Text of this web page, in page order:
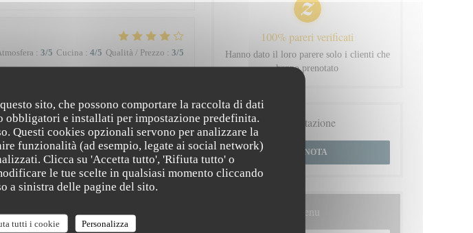
sito, che possono comportare la raccolta di dati
obbligatori e installati per impostazione predefinita.
Questi cookies opzionali servono per analizzare la
funzionalità (ad esempio, legate ai social network)
Clicca su 'Accetta tutto', 'Rifiuta tutto' o
le tue scelte in qualsiasi momento cliccando
a sinistra delle pagine del sito.
tutti i cookie
Personalizza
: 3/5 Cucina : 4/5 Qualità / Prezzo : 3/5
Atmosfera Cucina /5 Qualità / Prezzo /5
(poissons) en passant par le service du
: 4/5 Cucina: 5/5 Qualità / Prezzo
100% pareri verificati
Hanno dato il loro parere solo i clienti che
hanno prenotato
Prenotazione
PRENOTA
Menu